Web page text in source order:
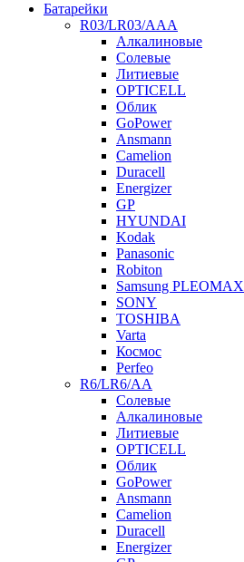
Батарейки
R03/LR03/AAA
Алкалиновые
Солевые
Литиевые
OPTICELL
Облик
GoPower
Ansmann
Camelion
Duracell
Energizer
GP
HYUNDAI
Kodak
Panasonic
Robiton
Samsung PLEOMAX
SONY
TOSHIBA
Varta
Космос
Perfeo
R6/LR6/AA
Солевые
Алкалиновые
Литиевые
OPTICELL
Облик
GoPower
Ansmann
Camelion
Duracell
Energizer